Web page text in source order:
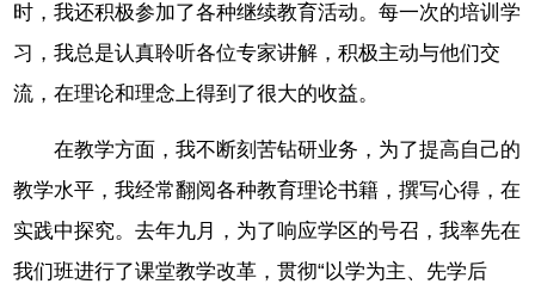
时，我还积极参加了各种继续教育活动。每一次的培训学
习，我总是认真聆听各位专家讲解，积极主动与他们交
流，在理论和理念上得到了很大的收益。
在教学方面，我不断刻苦钻研业务，为了提高自己的
教学水平，我经常翻阅各种教育理论书籍，撰写心得，在
实践中探究。去年九月，为了响应学区的号召，我率先在
我们班进行了课堂教学改革，贯彻“以学为主、先学后